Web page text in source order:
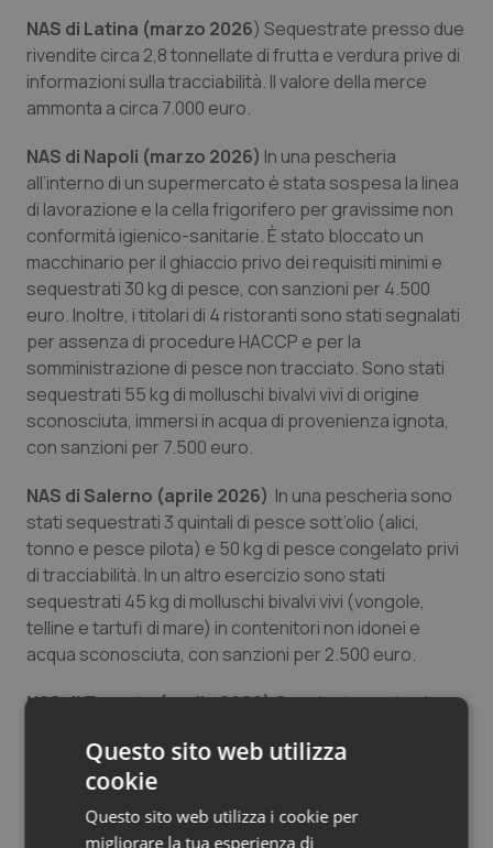
Tumore al seno
Tumore ovarico
Tumori del Polmone & Testa Collo
Tumori gastrointestinali
Ulcera & Reflusso
Vaccini
NAS di Latina (marzo 2026) Sequestrate presso due
rivendite circa 2,8 tonnellate di frutta e verdura prive di
informazioni sulla tracciabilità. Il valore della merce
ammonta a circa 7.000 euro.
NAS di Napoli (marzo 2026) In una pescheria
all’interno di un supermercato è stata sospesa la linea
di lavorazione e la cella frigorifero per gravissime non
conformità igienico-sanitarie. È stato bloccato un
macchinario per il ghiaccio privo dei requisiti minimi e
sequestrati 30 kg di pesce, con sanzioni per 4.500
euro. Inoltre, i titolari di 4 ristoranti sono stati segnalati
per assenza di procedure HACCP e per la
somministrazione di pesce non tracciato. Sono stati
sequestrati 55 kg di molluschi bivalvi vivi di origine
sconosciuta, immersi in acqua di provenienza ignota,
con sanzioni per 7.500 euro.
NAS di Salerno (aprile 2026) In una pescheria sono
stati sequestrati 3 quintali di pesce sott’olio (alici,
tonno e pesce pilota) e 50 kg di pesce congelato privi
di tracciabilità. In un altro esercizio sono stati
sequestrati 45 kg di molluschi bivalvi vivi (vongole,
telline e tartufi di mare) in contenitori non idonei e
acqua sconosciuta, con sanzioni per 2.500 euro.
NAS di Taranto (aprile 2026)Congiuntamente ai
disposto il blocco ufficiale di 4,65 tonnellate di calamari
congelati per difformità nelle procedure HACCP
relative al congelamento all’origine. Il valore della
merce, in attesa di analisi, è stimato in 70.000 euro.
Questo sito web utilizza
cookie
Questo sito web utilizza i cookie per
migliorare la tua esperienza di